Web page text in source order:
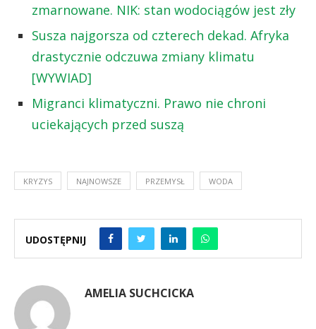
zmarnowane. NIK: stan wodociągów jest zły
Susza najgorsza od czterech dekad. Afryka
drastycznie odczuwa zmiany klimatu
[WYWIAD]
Migranci klimatyczni. Prawo nie chroni
uciekających przed suszą
KRYZYS NAJNOWSZE PRZEMYSŁ WODA
UDOSTĘPNIJ
AMELIA SUCHCICKA